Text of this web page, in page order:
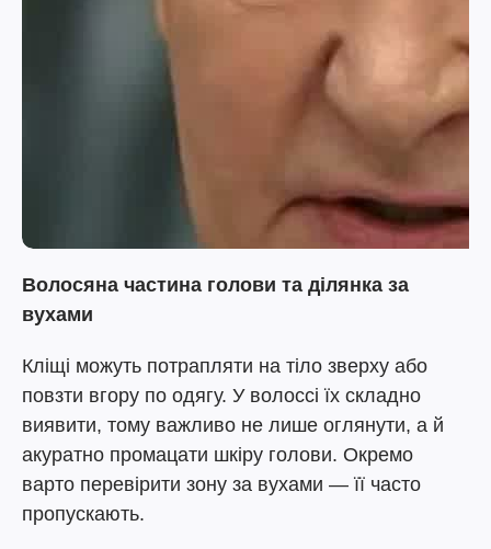
Волосяна частина голови та ділянка за
вухами
Кліщі можуть потрапляти на тіло зверху або
повзти вгору по одягу. У волоссі їх складно
виявити, тому важливо не лише оглянути, а й
акуратно промацати шкіру голови. Окремо
варто перевірити зону за вухами — її часто
пропускають.